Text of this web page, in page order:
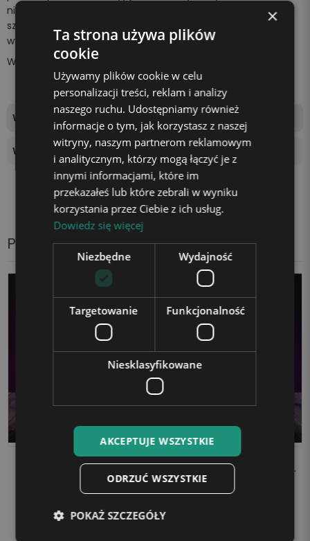
niespodziankę bliskiej osobie. Z pewnością wywołasz
szeroki uśmiech na jej twarzy i sprawisz, że poczuje się
wyjątkowo.
Wszystko za sprawą
Wymiary tablicy świetlnej 17,5x11cm
Wysokość podstawki 4 cm
Produkty z tej samej kategorii
Lampka LED 3D Plexido
Andzia Różowy
Eksperyment
99,90 zł
Dodaj do koszyka
Lampka LED 3D Plexido
Stich i Angel na Chmurce
Bajka Prezent
99,90 zł
×
Ta strona używa plików
cookie
Używamy plików cookie w celu
personalizacji treści, reklam i analizy
naszego ruchu. Udostępniamy również
informacje o tym, jak korzystasz z naszej
witryny, naszym partnerom reklamowym
i analitycznym, którzy mogą łączyć je z
innymi informacjami, które im
przekazałeś lub które zebrali w wyniku
korzystania przez Ciebie z ich usług.
Dowiedz się więcej
Niezbędne Wydajność
Targetowanie Funkcjonalność
Niesklasyfikowane
AKCEPTUJE WSZYSTKIE
ODRZUĆ WSZYSTKIE
POKAŻ SZCZEGÓŁY